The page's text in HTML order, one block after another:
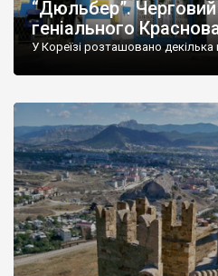
“Дюльбер”. Черговий
геніального
У Кореїзі розташовано